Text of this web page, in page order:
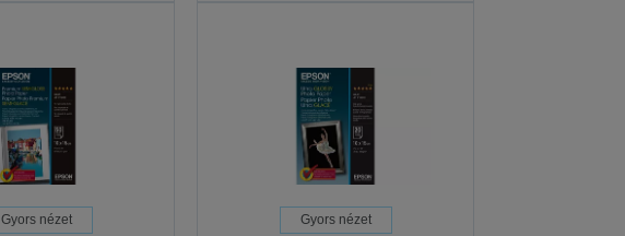
Gyors nézet Gyors nézet